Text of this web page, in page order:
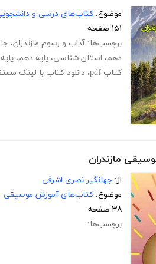
موضوع: کتاب‌های درسی و
۱۵۱ صفحه
برچسب‌ها: آداب و رسوم مازندران،
دهم، استان شناسی، پایه دهم،
کتاب pdf
، دانلود کتاب با لینک
مازندران
از: جهانگیر نصری اشرفی
موضوع: کتاب‌های آموزش موسیقی
۳۸ صفحه
برچسب‌ها: